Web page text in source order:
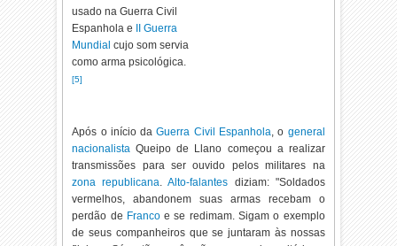
usado na Guerra Civil
Espanhola e
II Guerra
Mundial cujo som servia
como arma psicológica.
[5]
Após o início daGuerra Civil Espanhola, o general
nacionalista Queipo de Llano começou a realizar
transmissões para ser ouvido pelos militares na
zona republicana.Alto-falantes diziam: "Soldados
vermelhos, abandonem suas armas recebam o
perdão de Francoe se redimam. Sigam o exemplo
de seus companheiros que se juntaram às nossas